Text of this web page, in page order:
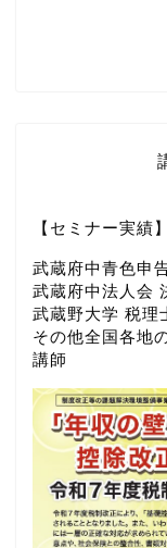
【セミナー実績】
武蔵府中青色申
武蔵府中法人会
武蔵野大学 税理
その他全国各地
講師